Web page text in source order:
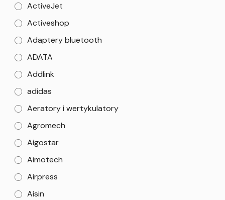
ActiveJet
Activeshop
Adaptery bluetooth
ADATA
Addlink
adidas
Aeratory i wertykulatory
Agromech
Aigostar
Aimotech
Airpress
Aisin